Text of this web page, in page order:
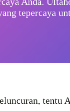
tepercaya
tentu